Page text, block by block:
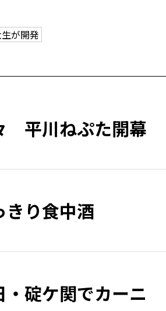
が開発
平川ねぷた開幕
り食中酒
碇ケ関でカーニ